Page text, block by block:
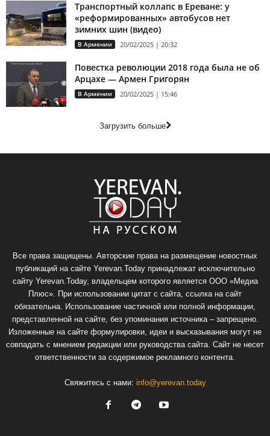
Транспортный коллапс в Ереване: у
«реформированных» автобусов нет
зимних шин (видео)
В Армении 20/02/2025 | 20:32
Повестка революции 2018 года была не об
Арцахе — Армен Григорян
В Армении 20/02/2025 | 15:46
Загрузить больше
Все права защищены. Авторские права на размещение новостных
публикаций на сайте Yerevan.Today принадлежат исключительно
сайту Yerevan.Today, владельцем которого является ООО «Медиа
Плюс». При использовании цитат с сайта, ссылка на сайт
обязательна. Использование частичной или полной информации,
представленной на сайте, без упоминания источника – запрещено.
Изложенные на сайте формулировки, идеи и высказывания могут не
совпадать с мнением редакции или руководства сайта. Сайт не несет
ответственности за содержимое рекламного контента.
Свяжитесь с нами: info@yerevan.today